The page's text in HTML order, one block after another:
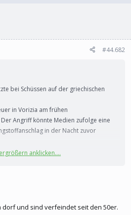
#44.682
bei Schüssen auf der griechischen
in Vorizia am frühen
Angriff könnte Medien zufolge eine
in der Nacht zuvor
Menschen seien getötet, mindestens
anklicken....
dorf und sind verfeindet seit den 50er.